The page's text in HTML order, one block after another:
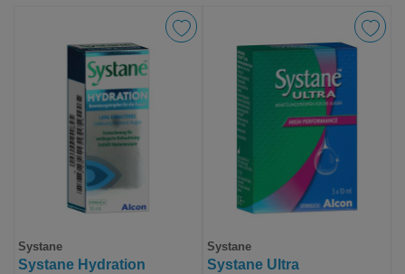
Systane
Systane Hydration
Systane
Systane Ultra